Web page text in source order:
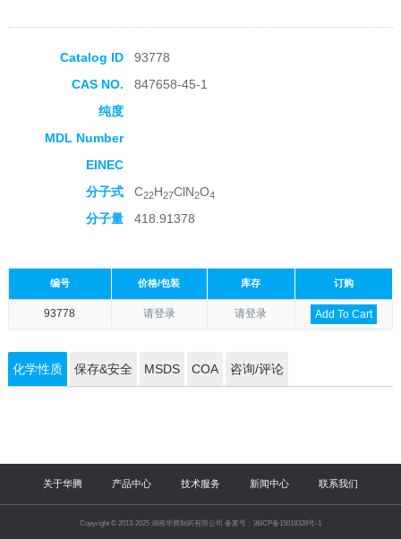
Catalog ID
93778
CAS NO.
847658-45-1
纯度
MDL Number
EINEC
分子式
C22H27ClN2O4
分子量 418.91378
编号 价格/包装 库存 订购
93778 请登录 请登录 Add To Cart
化学性质 保存&安全 MSDS COA 咨询/评论
关于华腾 产品中心 技术服务 新闻中心 联系我们
Copyright © 2013-2025 湖南华腾制药有限公司 备案号：湘ICP备15018328号-1